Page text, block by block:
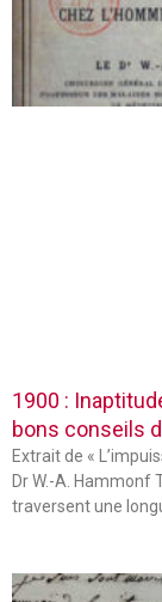
1900 :
bons conseils
Extrait de «
Dr W.-A.
traversent une